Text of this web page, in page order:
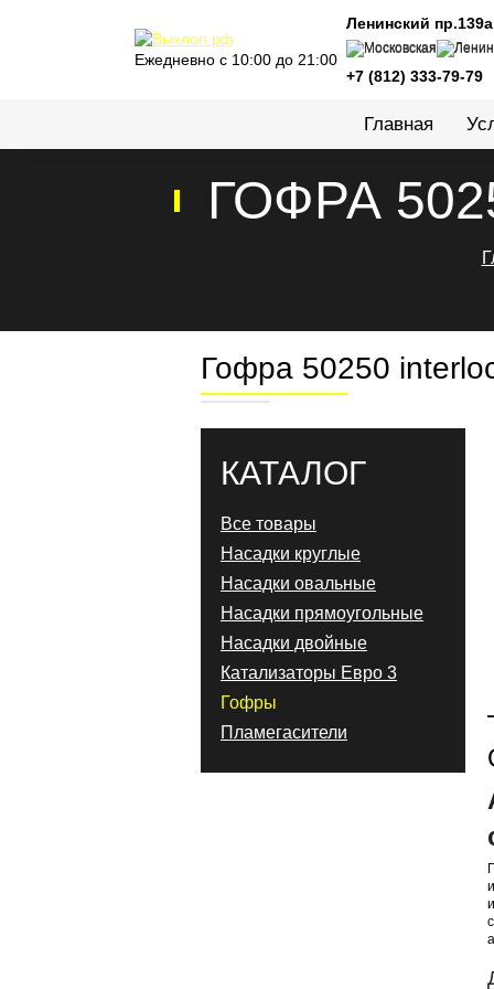
Ежедневно c 10:00 до 21:00
Ленинский пр.139а
Московская
+7 (812) 333-79-79
Главная
ГОФРА
Гофра 50250
КАТАЛОГ
Все товары
Насадки круглые
Насадки овальные
Насадки прямоугольные
Насадки двойные
Катализаторы Евро 3
Гофры
Пламегасители